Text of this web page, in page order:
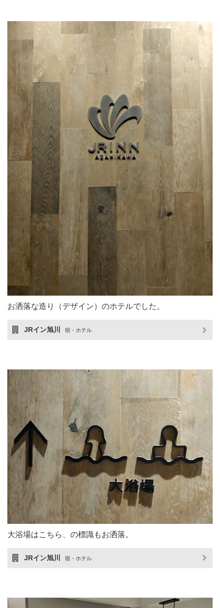
お洒落な造り（デザイン）のホテルでした。
JRイン旭川 宿・ホテル
大浴場はこちら、の標識もお洒落。
JRイン旭川 宿・ホテル